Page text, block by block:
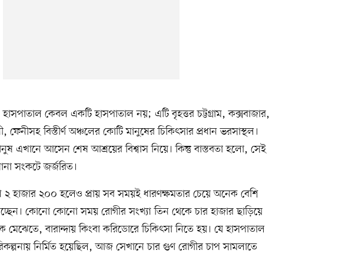
কেবল একটি হাসপাতাল নয়; এটি বৃহত্তর চট্টগ্রাম, কক্সবাজার,
ফেনীসহ বিস্তীর্ণ অঞ্চলের কোটি মানুষের চিকিৎসার প্রধান ভরসাস্থল।
এখানে আসেন শেষ আশ্রয়ের বিশ্বাস নিয়ে। কিন্তু বাস্তবতা হলো, সেই
সংকটে জর্জরিত।
২ হাজার ২০০ হলেও প্রায় সব সময়ই ধারণক্ষমতার চেয়ে অনেক বেশি
কোনো কোনো সময় রোগীর সংখ্যা তিন থেকে চার হাজার ছাড়িয়ে
বারান্দায় কিংবা করিডোরে চিকিৎসা নিতে হয়। যে হাসপাতাল
নির্মিত হয়েছিল, আজ সেখানে চার গুণ রোগীর চাপ সামলাতে